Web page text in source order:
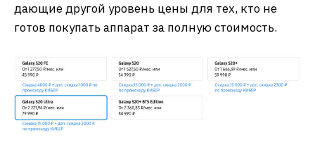
дающие другой уровень цены для тех, кто не
готов покупать аппарат за полную стоимость.